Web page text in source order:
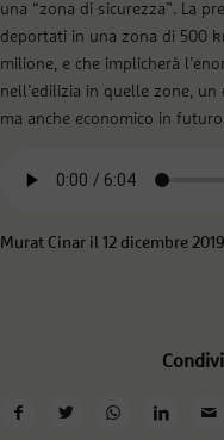
una “zona di sicurezza”. La
deportati in una zona di 500
milione, e che implicherà
nell’edilizia in quelle zone,
ma anche economico in
Murat Cinar il 12 dicembre